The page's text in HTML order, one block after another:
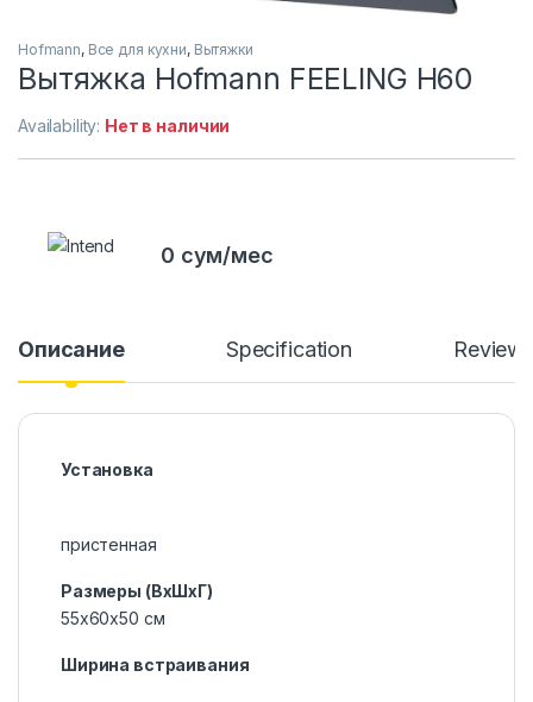
Hofmann, Все для кухни, Вытяжки
Вытяжка Hofmann FEELING H60
Availability: Нет в наличии
0 сум/мес
Описание Specification
Установка
пристенная
Размеры (ВхШхГ)
55х60х50 см
Ширина встраивания